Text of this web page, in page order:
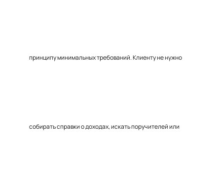
принципу минимальных требований. Клиенту не нужно
собирать справки о доходах, искать поручителей или